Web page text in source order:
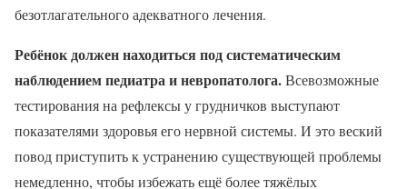
безотлагательного адекватного лечения.
Ребёнок должен находиться под систематическим
наблюдением педиатра и невропатолога.Всевозможные
тестирования на рефлексы у грудничков выступают
показателями здоровья его нервной системы. И это веский
повод приступить к устранению существующей проблемы
немедленно, чтобы избежать ещё более тяжёлых